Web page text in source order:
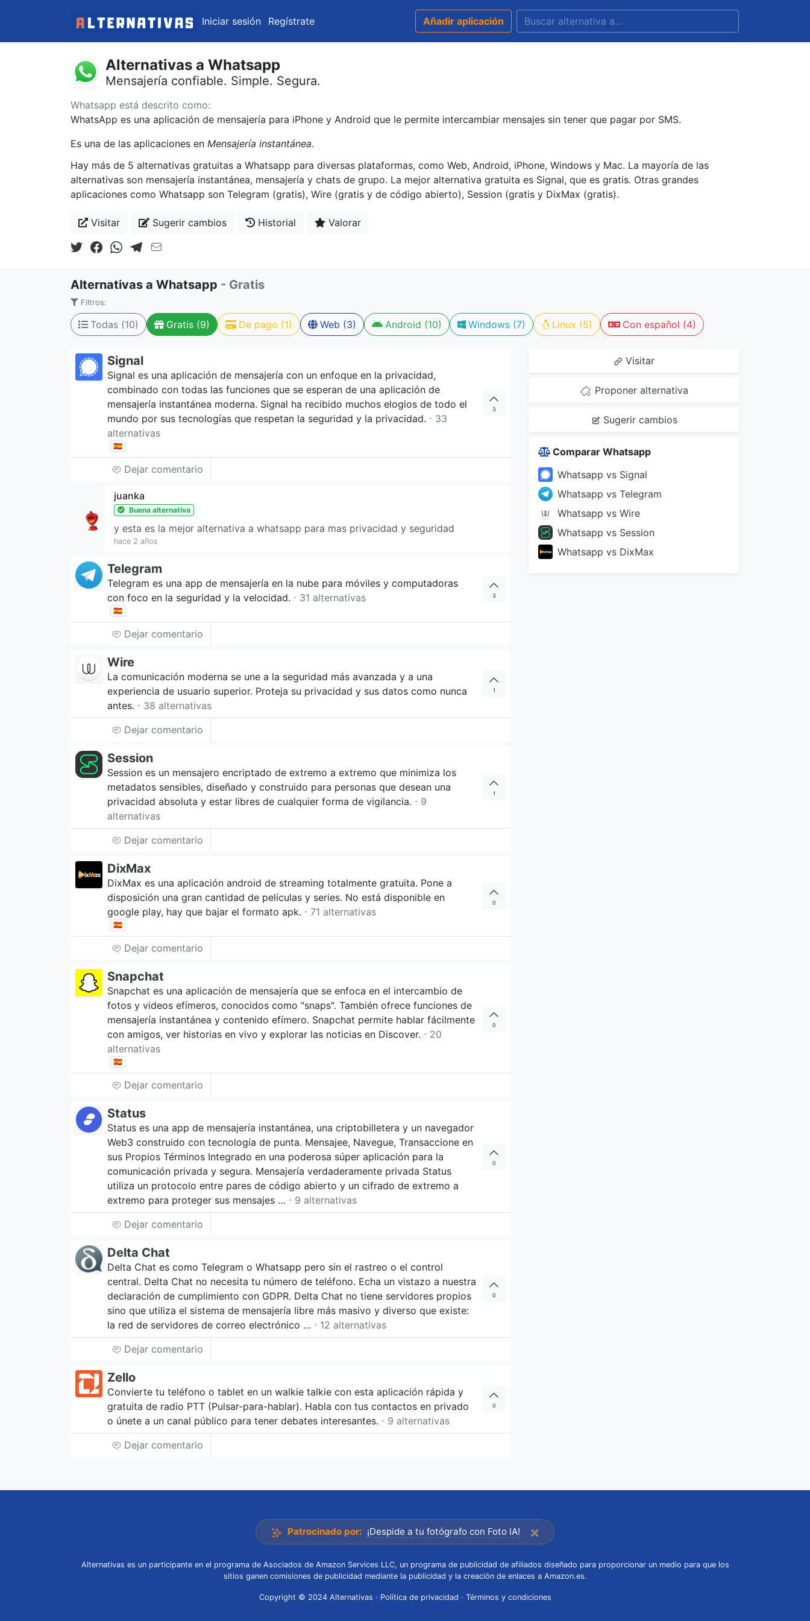
Iniciar sesión Regístrate Añadir aplicación
Alternativas a Whatsapp
Mensajería confiable. Simple. Segura.
Whatsapp está descrito como:
WhatsApp es una aplicación de mensajería para iPhone y Android que le permite intercambiar mensajes sin tener que pagar por SMS.
Es una de las aplicaciones en Mensajería instantánea.
Hay más de 5 alternativas gratuitas a Whatsapp para diversas plataformas, como Web, Android, iPhone, Windows y Mac. La mayoría de las
alternativas son mensajería instantánea, mensajería y chats de grupo. La mejor alternativa gratuita es Signal, que es gratis. Otras grandes
aplicaciones como Whatsapp son Telegram (gratis), Wire (gratis y de código abierto), Session (gratis y DixMax (gratis).
Visitar Sugerir cambios Historial Valorar
Alternativas a Whatsapp - Gratis
Filtros:
Todas (10) Gratis (9) De pago (1) Web (3) Android (10) Windows (7) Linux (5) Con español (4)
Signal
Signal es una aplicación de mensajería con un enfoque en la privacidad,
combinado con todas las funciones que se esperan de una aplicación de
mensajería instantánea moderna. Signal ha recibido muchos elogios de todo el
mundo por sus tecnologías que respetan la seguridad y la privacidad. ⋅ 33
alternativas
🇪🇸
3
Dejar comentario
juanka
Buena alternativa
y esta es la mejor alternativa a whatsapp para mas privacidad y seguridad
hace 2 años
Telegram
Telegram es una app de mensajería en la nube para móviles y computadoras
con foco en la seguridad y la velocidad. ⋅ 31 alternativas
🇪🇸
3
Dejar comentario
Wire
La comunicación moderna se une a la seguridad más avanzada y a una
experiencia de usuario superior. Proteja su privacidad y sus datos como nunca
antes. ⋅ 38 alternativas
1
Dejar comentario
Session
Session es un mensajero encriptado de extremo a extremo que minimiza los
metadatos sensibles, diseñado y construido para personas que desean una
privacidad absoluta y estar libres de cualquier forma de vigilancia. ⋅ 9
alternativas
1
Dejar comentario
DixMax
DixMax es una aplicación android de streaming totalmente gratuita. Pone a
disposición una gran cantidad de películas y series. No está disponible en
google play, hay que bajar el formato apk. ⋅ 71 alternativas
🇪🇸
0
Dejar comentario
Snapchat
Snapchat es una aplicación de mensajería que se enfoca en el intercambio de
fotos y videos efímeros, conocidos como "snaps". También ofrece funciones de
mensajería instantánea y contenido efímero. Snapchat permite hablar fácilmente
con amigos, ver historias en vivo y explorar las noticias en Discover. ⋅ 20
alternativas
🇪🇸
0
Dejar comentario
Status
Status es una app de mensajería instantánea, una criptobilletera y un navegador
Web3 construido con tecnología de punta. Mensajee, Navegue, Transaccione en
sus Propios Términos Integrado en una poderosa súper aplicación para la
comunicación privada y segura. Mensajería verdaderamente privada Status
utiliza un protocolo entre pares de código abierto y un cifrado de extremo a
extremo para proteger sus mensajes … ⋅ 9 alternativas
0
Dejar comentario
Delta Chat
Delta Chat es como Telegram o Whatsapp pero sin el rastreo o el control
central. Delta Chat no necesita tu número de teléfono. Echa un vistazo a nuestra
declaración de cumplimiento con GDPR. Delta Chat no tiene servidores propios
sino que utiliza el sistema de mensajería libre más masivo y diverso que existe:
la red de servidores de correo electrónico … ⋅ 12 alternativas
0
Dejar comentario
Zello
Convierte tu teléfono o tablet en un walkie talkie con esta aplicación rápida y
gratuita de radio PTT (Pulsar-para-hablar). Habla con tus contactos en privado
o únete a un canal público para tener debates interesantes. ⋅ 9 alternativas
0
Dejar comentario
Visitar
Proponer alternativa
Sugerir cambios
Comparar Whatsapp
Whatsapp vs Signal
Whatsapp vs Telegram
Whatsapp vs Wire
Whatsapp vs Session
Whatsapp vs DixMax
Patrocinado por: ¡Despide a tu fotógrafo con Foto IA! ×
Alternativas es un participante en el programa de Asociados de Amazon Services LLC, un programa de publicidad de afiliados diseñado para proporcionar un medio para que los
sitios ganen comisiones de publicidad mediante la publicidad y la creación de enlaces a Amazon.es.
Copyright © 2024 Alternativas · Política de privacidad · Términos y condiciones